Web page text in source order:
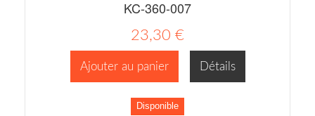
KC-360-007
23,30 €
Ajouter au panier Détails
Disponible